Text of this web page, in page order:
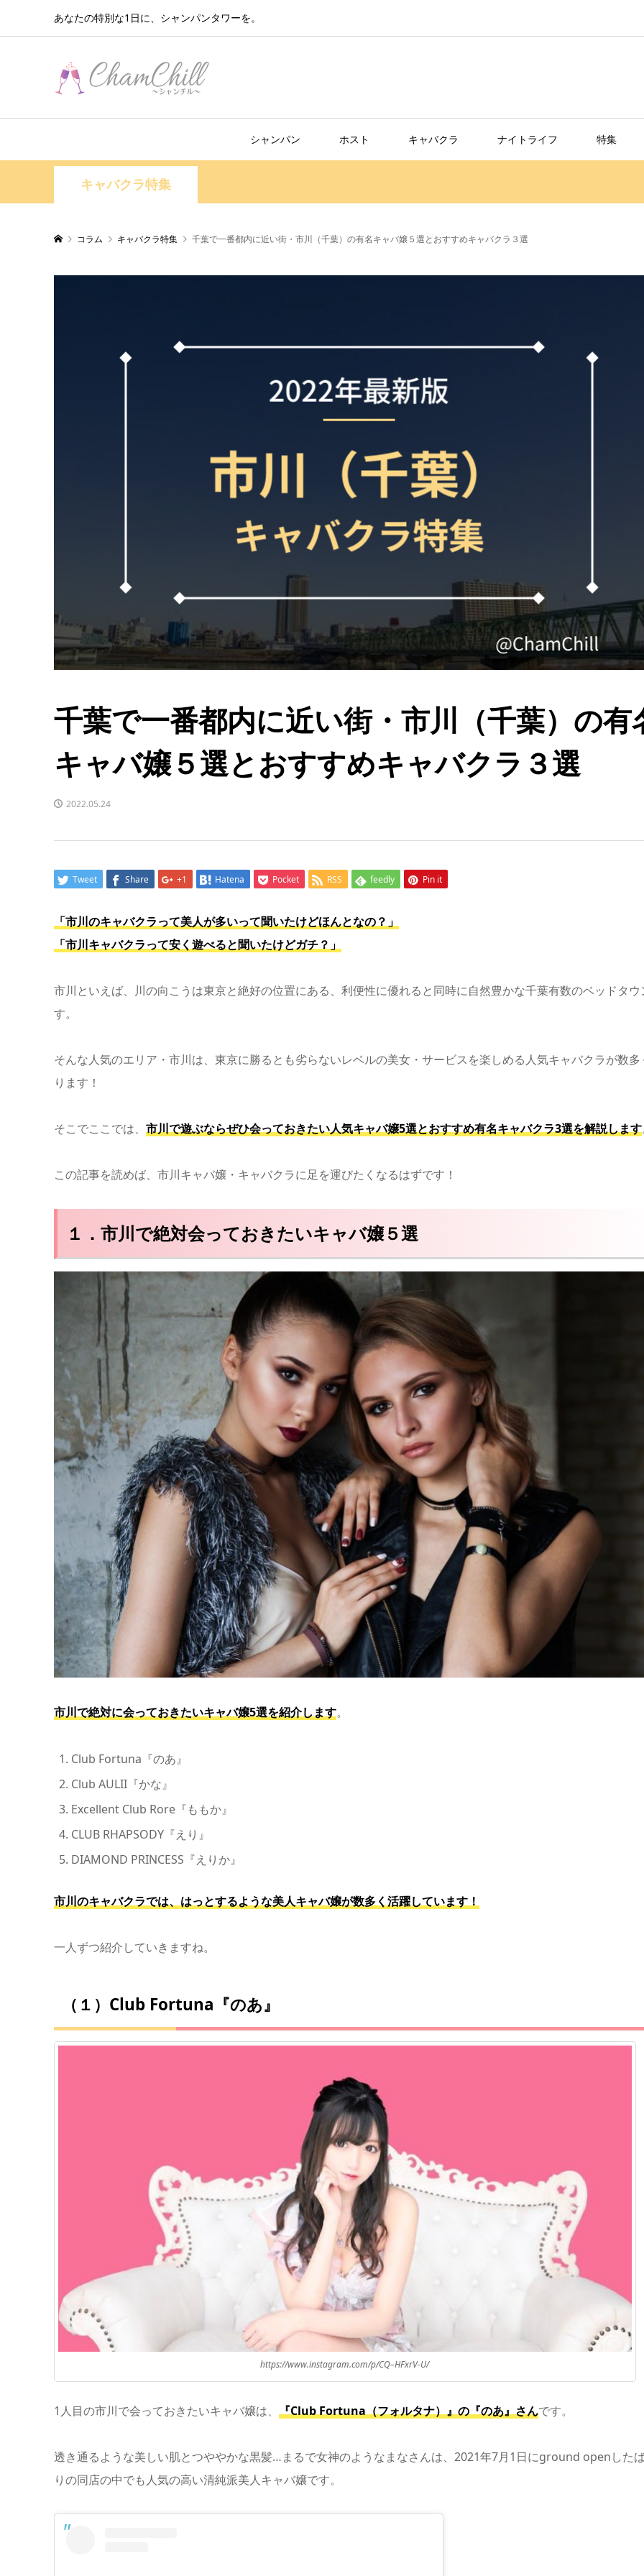
あなたの特別な1日に、シャンパンタワーを。
シャンパン ホスト キャバクラ ナイトライフ 特集
キャバクラ特集
コラム キャバクラ特集 千葉で一番都内に近い街・市川（千葉）の有名キャバ嬢５選とおすすめキャバクラ３選
千葉で一番都内に近い街・市川（千葉）の有
キャバ嬢５選とおすすめキャバクラ３選
2022.05.24
Tweet Share +1 Hatena Pocket RSS feedly Pin it
「市川のキャバクラって美人が多いって聞いたけどほんとなの？」
「市川キャバクラって安く遊べると聞いたけどガチ？」
市川といえば、川の向こうは東京と絶好の位置にある、利便性に優れると同時に自然豊かな千葉有数のベッドタウ
す。
そんな人気のエリア・市川は、東京に勝るとも劣らないレベルの美女・サービスを楽しめる人気キャバクラが数多
ります！
そこでここでは、 市川で遊ぶならぜひ会っておきたい人気キャバ嬢5選とおすすめ有名キャバクラ3選を解説します
この記事を読めば、市川キャバ嬢・キャバクラに足を運びたくなるはずです！
１．市川で絶対会っておきたいキャバ嬢５選
市川で絶対に会っておきたいキャバ嬢5選を紹介します。
Club Fortuna『のあ』
Club AULII『かな』
Excellent Club Rore『ももか』
CLUB RHAPSODY『えり』
DIAMOND PRINCESS『えりか』
市川のキャバクラでは、はっとするような美人キャバ嬢が数多く活躍しています！
一人ずつ紹介していきますね。
（１）Club Fortuna『のあ』
https://www.instagram.com/p/CQ–HFxrV-U/
1人目の市川で会っておきたいキャバ嬢は、 『Club Fortuna（フォルタナ）』の『のあ』さんです。
透き通るような美しい肌とつややかな黒髪…まるで女神のようなまなさんは、2021年7月1日にground openした
りの同店の中でも人気の高い清純派美人キャバ嬢です。